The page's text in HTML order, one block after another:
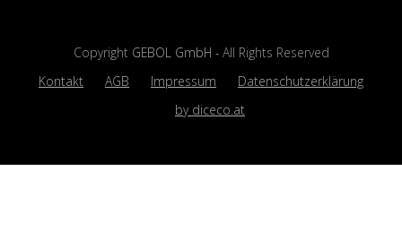
Copyright GEBOL GmbH - All Rights Reserved
Kontakt
AGB Impressum
Datenschutzerklärung
by diceco.at